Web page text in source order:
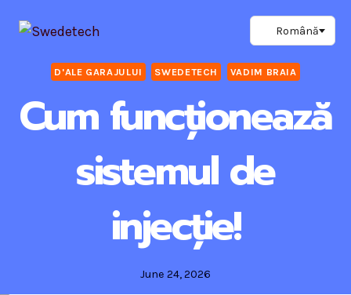
D'ALE GARAJULUI SWEDETECH VADIM BRAIA
Cum funcționează
sistemul de
injecție!
June 24, 2026